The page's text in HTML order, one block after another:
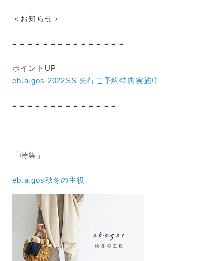
＜お知らせ＞
= = = = = = = = = = = = = = =
ポイントUP
eb.a.gos 2022SS 先行ご予約特典実施中
= = = = = = = = = = = = = =
「特集」
eb.a.gos秋冬の主役